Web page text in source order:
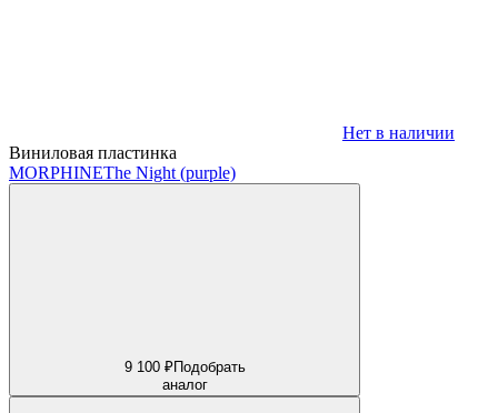
Нет в наличии
Виниловая пластинка
MORPHINEThe Night (purple)
9 100 ₽Подобрать
аналог